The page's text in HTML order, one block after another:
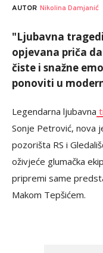
AUTOR Nikolina Damjanić
"Ljubavna
opjevana priča
čiste i snažne
ponoviti u
Legendarna ljubavna
Sonje Petrović, nova
pozorišta RS i
oživjeće glumačka
pripremi same
Makom Tepšićem.